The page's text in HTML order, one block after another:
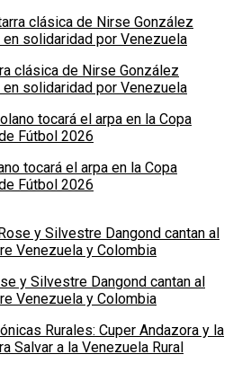
clásica de Nirse González
en solidaridad por Venezuela
tocará el arpa en la Copa
Fútbol 2026
y Silvestre Dangond cantan al
Venezuela y Colombia